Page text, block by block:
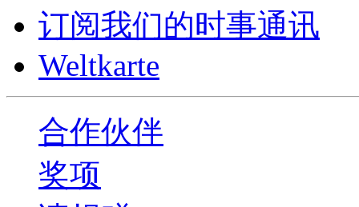
订阅我们的时事通讯
Weltkarte
合作伙伴
奖项